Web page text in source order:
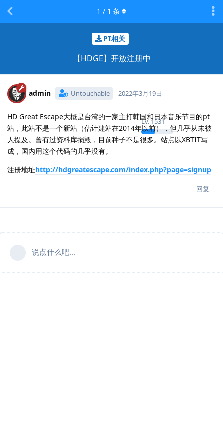
PT相关
【HDGE】开放注册中
1 / 1 条
admin Untouchable
Lv.1531
2022年3月19日
HD Great Escape大概是台湾的一家主打韩国和日本音乐节目的pt
站，此站不是一个新站（估计建站在2014年以前），但几乎从未被
人提及。曾有过资料库损毁，目前种子不是很多。站点以XBTIT写
成，国内用这个代码的几乎没有。
注册地址http://hdgreatescape.com/index.php?page=signup
回复
说点什么吧...